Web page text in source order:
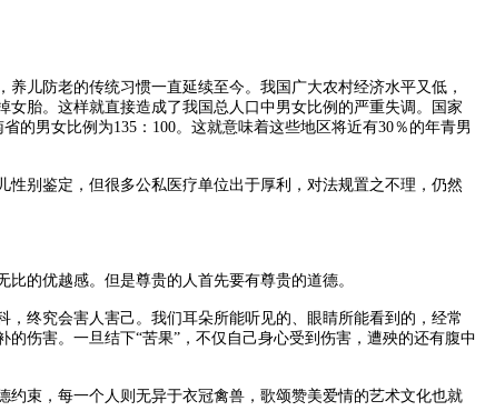
儿防老的传统习惯一直延续至今。我国广大农村经济水平又低，
胎。这样就直接造成了我国总人口中男女比例的严重失调。国家
的男女比例为135：100。这就意味着这些地区将近有30％的年青男
别鉴定，但很多公私医疗单位出于厚利，对法规置之不理，仍然
的优越感。但是尊贵的人首先要有尊贵的道德。
终究会害人害己。我们耳朵所能听见的、眼睛所能看到的，经常
伤害。一旦结下“苦果”，不仅自己身心受到伤害，遭殃的还有腹中
束，每一个人则无异于衣冠禽兽，歌颂赞美爱情的艺术文化也就